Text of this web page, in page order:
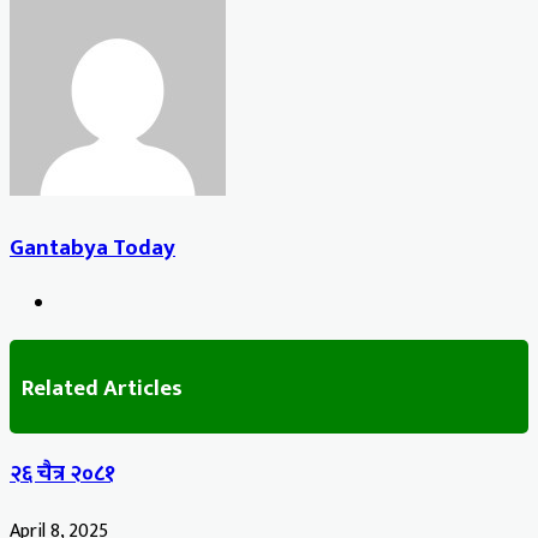
Gantabya Today
Related Articles
२६ चैत्र २०८१